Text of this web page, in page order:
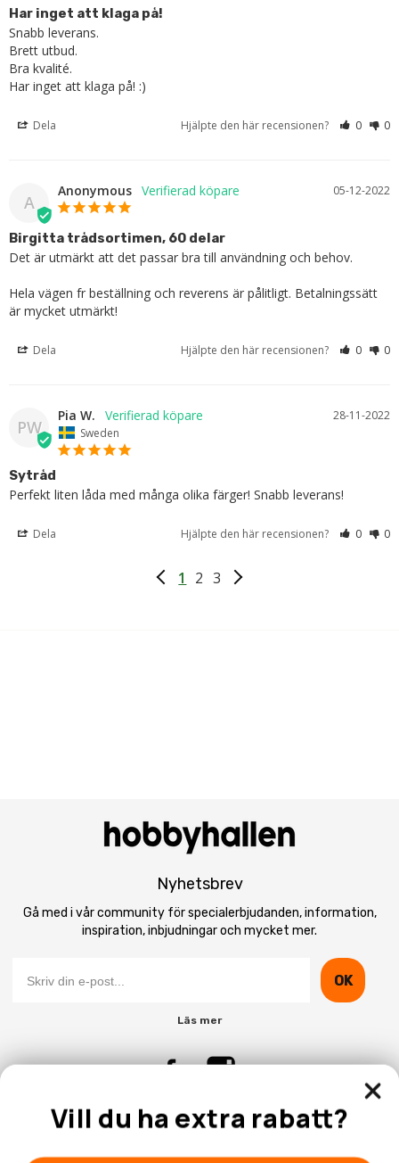
Har inget att klaga på!
Snabb leverans.
Brett utbud.
Bra kvalité.
Har inget att klaga på! :)
Dela Hjälpte den här recensionen? 0 0
A
05-12-2022
Anonymous
Birgitta trådsortimen, 60 delar
Det är utmärkt att det passar bra till användning och behov.
Hela vägen fr beställning och reverens är pålitligt. Betalningssätt
är mycket utmärkt!
Dela Hjälpte den här recensionen? 0 0
PW
28-11-2022
Pia W.
Sweden
Sytråd
Perfekt liten låda med många olika färger! Snabb leverans!
Dela Hjälpte den här recensionen? 0 0
1 2 3
Nyhetsbrev
Gå med i vår community för specialerbjudanden, information,
inspiration, inbjudningar och mycket mer.
OK
Läs mer
Vill du ha extra rabatt?